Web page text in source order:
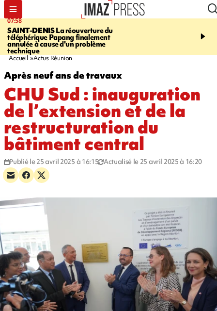
07:58
SAINT-DENISLa réouverture du
téléphérique Papang finalement
annulée à cause d'un problème
technique
10:02
intègrent des centres
Accueil Actus Réunion
Après neuf ans de travaux
CHU Sud : inauguration
de l’extension et de la
restructuration du
bâtiment central
Publié le 25 avril 2025 à 16:15 Actualisé le 25 avril 2025 à 16:20